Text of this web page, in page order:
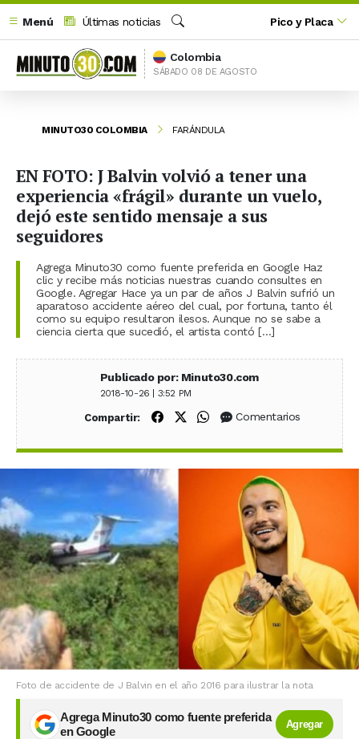
Menú
Últimas noticias
Buscar
Pico y Placa
Colombia
SÁBADO 08 DE AGOSTO
MINUTO30 COLOMBIA FARÁNDULA
EN FOTO: J Balvin volvió a tener una
experiencia «frágil» durante un vuelo,
dejó este sentido mensaje a sus
seguidores
Agrega Minuto30 como fuente preferida en Google Haz
clic y recibe más noticias nuestras cuando consultes en
Google. Agregar Hace ya un par de años J Balvin sufrió un
aparatoso accidente aéreo del cual, por fortuna, tanto él
como su equipo resultaron ilesos. Aunque no se sabe a
ciencia cierta que sucedió, el artista contó […]
Publicado por: Minuto30.com
2018-10-26 | 3:52 PM
Compartir: Compartir en Facebook
Compartir en X (Twitter)
Compartir en WhatsApp
Comentarios
Foto de accidente de J Balvin en el año 2016 para ilustrar la nota
Agrega Minuto30 como fuente preferida
en Google
Agregar